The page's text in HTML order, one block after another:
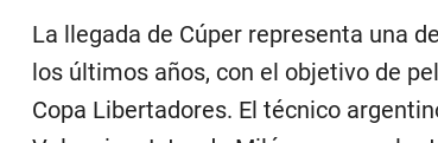
La llegada de Cúper representa una
los últimos años, con el objetivo de
Copa Libertadores. El técnico